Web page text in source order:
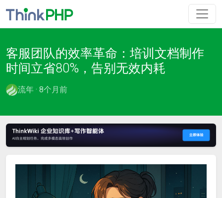
客服团队的效率革命：培训文档制作
时间立省80%，告别无效内耗
流年 · 8个月前